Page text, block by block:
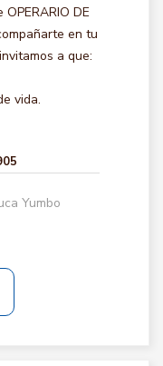
DE
en tu
a que:
vida.
Yumbo